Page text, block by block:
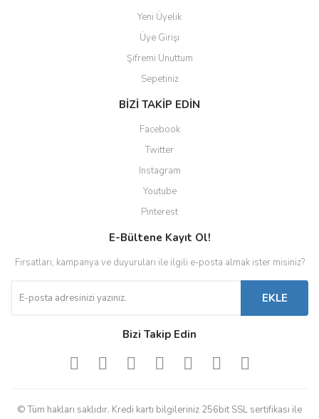
Yeni Üyelik
Üye Girişi
Şifremi Unuttum
Sepetiniz
BİZİ TAKİP EDİN
Facebook
Twitter
Instagram
Youtube
Pinterest
E-Bültene Kayıt Ol!
Fırsatları, kampanya ve duyuruları ile ilgili e-posta almak ister misiniz?
EKLE
Bizi Takip Edin
© Tüm hakları saklıdır. Kredi kartı bilgileriniz 256bit SSL sertifikası ile